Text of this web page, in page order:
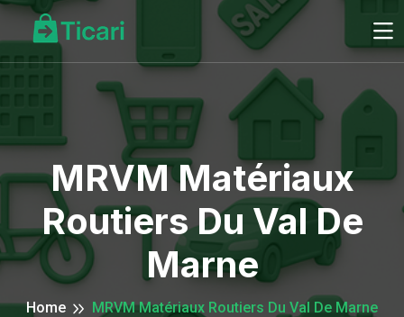
MRVM Matériaux
Routiers Du Val De
Marne
Home MRVM Matériaux Routiers Du Val De Marne